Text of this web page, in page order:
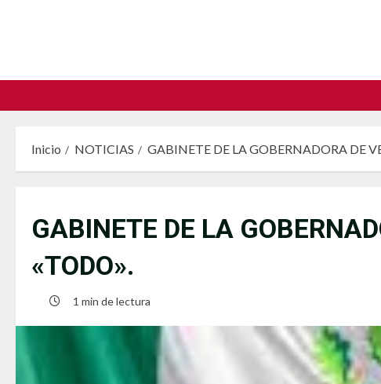
Inicio NOTICIAS GABINETE DE LA GOBERNADORA DE
GABINETE DE LA
«TODO».
1 min de lectura